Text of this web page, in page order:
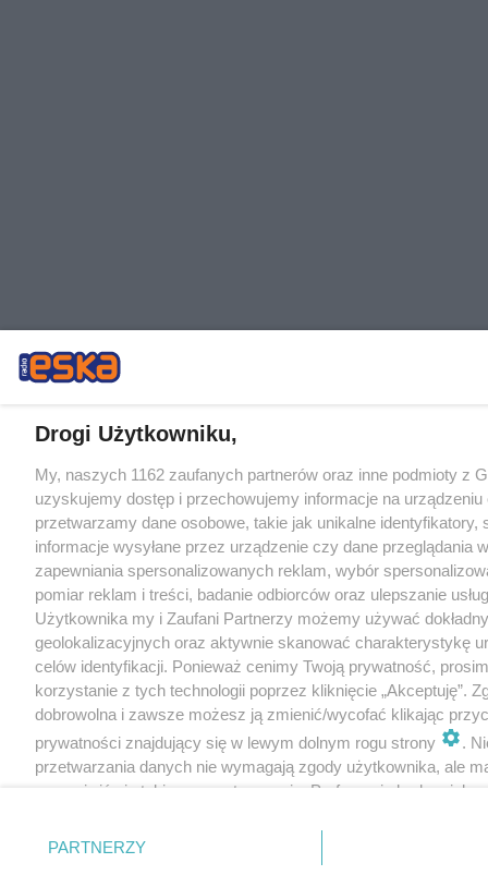
Drogi Użytkowniku,
My, naszych 1162 zaufanych partnerów oraz inne podmioty z
uzyskujemy dostęp i przechowujemy informacje na urządzeniu
przetwarzamy dane osobowe, takie jak unikalne identyfikatory,
informacje wysyłane przez urządzenie czy dane przeglądania
zapewniania spersonalizowanych reklam, wybór
pomiar reklam i treści, badanie odbiorców oraz ulepszanie
Użytkownika my i Zaufani Partnerzy możemy używać
geolokalizacyjnych oraz aktywnie skanować charakterystykę
celów identyfikacji. Ponieważ cenimy Twoją prywatność,
korzystanie z tych technologii poprzez kliknięcie „Akceptuję”.
dobrowolna i zawsze możesz ją zmienić/wycofać klikając
prywatności znajdujący się w lewym dolnym rogu strony
.
przetwarzania danych nie wymagają zgody użytkownika, ale
sprzeciwić się takiemu przetwarzaniu. Preferencje będą miały
Zapoznaj się z poniższymi informacjami, abyś mógł
PARTNERZY